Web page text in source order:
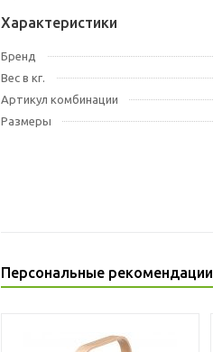
Характеристики
Бренд
Вес в кг.
Артикул комбинации
Размеры
Персональные рекомендации